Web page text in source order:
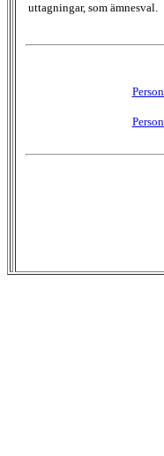
uttagningar, som ämnesval.